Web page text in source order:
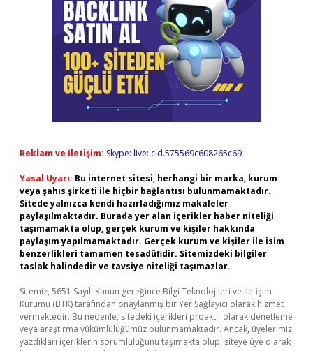
Reklam ve İletişim: Skype: live:.cid.575569c608265c69
Yasal Uyarı: Bu internet sitesi, herhangi bir marka, kurum
veya şahıs şirketi ile hiçbir bağlantısı bulunmamaktadır.
Sitede yalnızca kendi hazırladığımız makaleler
paylaşılmaktadır. Burada yer alan içerikler haber niteliği
taşımamakta olup, gerçek kurum ve kişiler hakkında
paylaşım yapılmamaktadır. Gerçek kurum ve kişiler ile isim
benzerlikleri tamamen tesadüfidir. Sitemizdeki bilgiler
taslak halindedir ve tavsiye niteliği taşımazlar.
Sitemiz, 5651 Sayılı Kanun gereğince Bilgi Teknolojileri ve İletişim
Kurumu (BTK) tarafından onaylanmış bir Yer Sağlayıcı olarak hizmet
vermektedir. Bu nedenle, sitedeki içerikleri proaktif olarak denetleme
veya araştırma yükümlülüğümüz bulunmamaktadır. Ancak, üyelerimiz
yazdıkları içeriklerin sorumluluğunu taşımakta olup, siteye üye olarak